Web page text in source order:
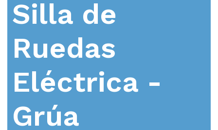
Silla de
Ruedas
Eléctrica -
Grúa